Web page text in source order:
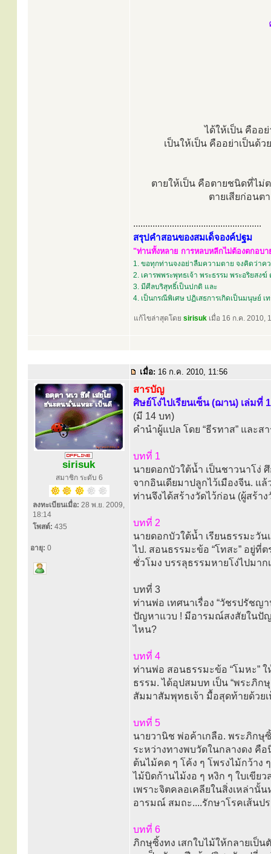
ได้ให้เป็น คืออ
เป็นให้เป็น คืออย่าเป็นด้
ตายให้เป็น คือตายชนิดที่ไม่
ตายเสียก่อนต
.....................................................
สรุปคำสอนของสมเด็จองค์ปฐม
"ท่านทั้งหลาย การหลบหลีกไม่ต้องตกอบ
1. ขอทุกท่านจงอย่าลืมความตาย จงคิดว่าค
2. เคารพพระพุทธเจ้า พระธรรม พระอริยสง
3. มีศีลบริสุทธิ์เป็นปกติ และ
4. เป็นกรณีพิเศษ ปฏิเสธการเกิดเป็นมนุษย์
แก้ไขล่าสุดโดย sirisuk เมื่อ 16 ก.ค. 2010,
เมื่อ: 16 ก.ค. 2010, 11:56
sirisuk
สมาชิก ระดับ 6
ลงทะเบียนเมื่อ: 28 พ.ย. 2009,
18:14
โพสต์: 435
อายุ: 0
สารบัญ
ศิษย์โง่ไปเรียนเซ็น (ฌาน) เล่มที่ 1
(มี 14 บท)
คำนำผู้แปล โดย “ธีรทาส” และส
บทที่ 1
นายดอกบัวใต้น้ำ เป็นชาวนาโง่
จากอินเดียมาปลูกไว้เมืองจีน. แ
ท่านจึงได้สร้างวัดไว้ก่อน (ผู้สร้า
บทที่ 2
นายดอกบัวใต้น้ำ เรียนธรรมะวั
ไป. สอนธรรมะข้อ “โทสะ” อยู่ที่
ชั่วโมง บรรลุธรรมหายโง่ไปมาก
บทที่ 3
ท่านพ่อ เทศนาเรื่อง “วัชรปรัชญ
ปัญหาแวบ ! มีอารมณ์สงสัยในปั
ไหน?
บทที่ 4
ท่านพ่อ สอนธรรมะข้อ “โมหะ”
ธรรม. ได้อุปสมบท เป็น “พระภิก
สัมมาสัมพุทธเจ้า มื้อสุดท้ายด้วย
บทที่ 5
นายวานิช พ่อค้าเกลือ. พระภิกษุ
ระหว่างทางพบวัดในกลางดง คื
ต้นไม้คด ๆ โค้ง ๆ โพรงไม้กว้าง
ไม้บิดก้านไม้งอ ๆ หงิก ๆ ใบเขีย
เพราะจิตคลอเคลียในสิ่งเหล่านั้
อารมณ์ สมถะ....รักษาโรคเส้นป
บทที่ 6
ภิกษุซิ้งทง เสกใบไม้ให้กลายเป็